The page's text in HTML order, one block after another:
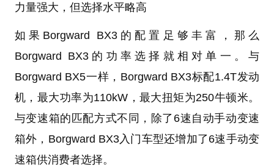
力量强大，但选择水平略高
如果Borgward BX3的配置足够丰富，那么
Borgward BX3的功率选择就相对单一。与
Borgward BX5一样，Borgward BX3标配1.4T发动
机，最大功率为110kW，最大扭矩为250牛顿米。
与变速箱的匹配方式不同，除了6速自动手动变速
箱外，Borgward BX3入门车型还增加了6速手动变
速箱供消费者选择。